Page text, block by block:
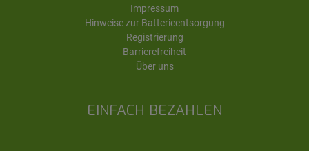
EINFACH BEZAHLEN
Impressum
Hinweise zur Batterieentsorgung
Registrierung
Barrierefreiheit
Über uns